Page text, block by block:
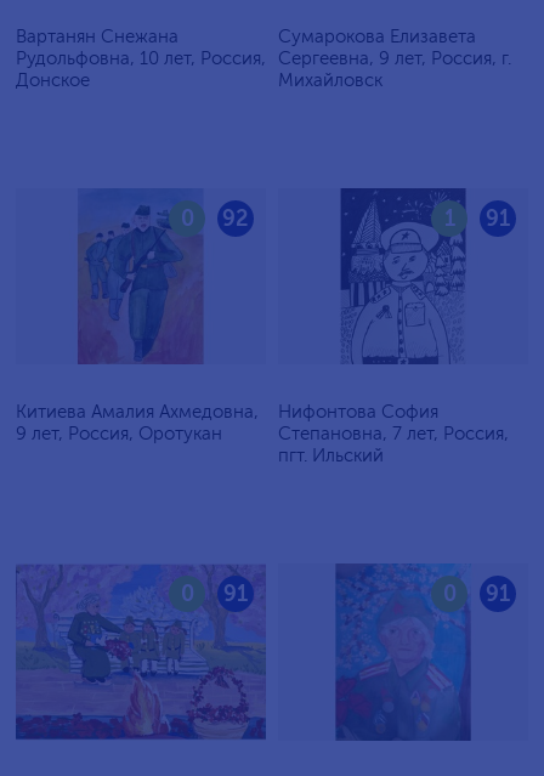
Вартанян Снежана
Рудольфовна, 10 лет, Россия,
Донское
Сумарокова Елизавета
Сергеевна, 9 лет, Россия, г.
Михайловск
92
0
Китиева Амалия Ахмедовна,
9 лет, Россия, Оротукан
91
1
Нифонтова София
Степановна, 7 лет, Россия,
пгт. Ильский
91
0 91
0